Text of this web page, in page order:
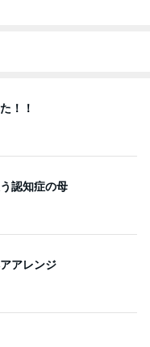
！！
認知症の母
アレンジ